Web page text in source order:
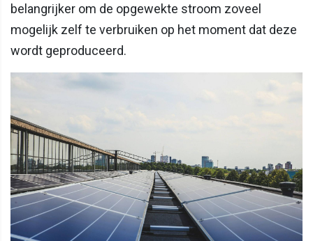
belangrijker om de opgewekte stroom zoveel
mogelijk zelf te verbruiken op het moment dat deze
wordt geproduceerd.